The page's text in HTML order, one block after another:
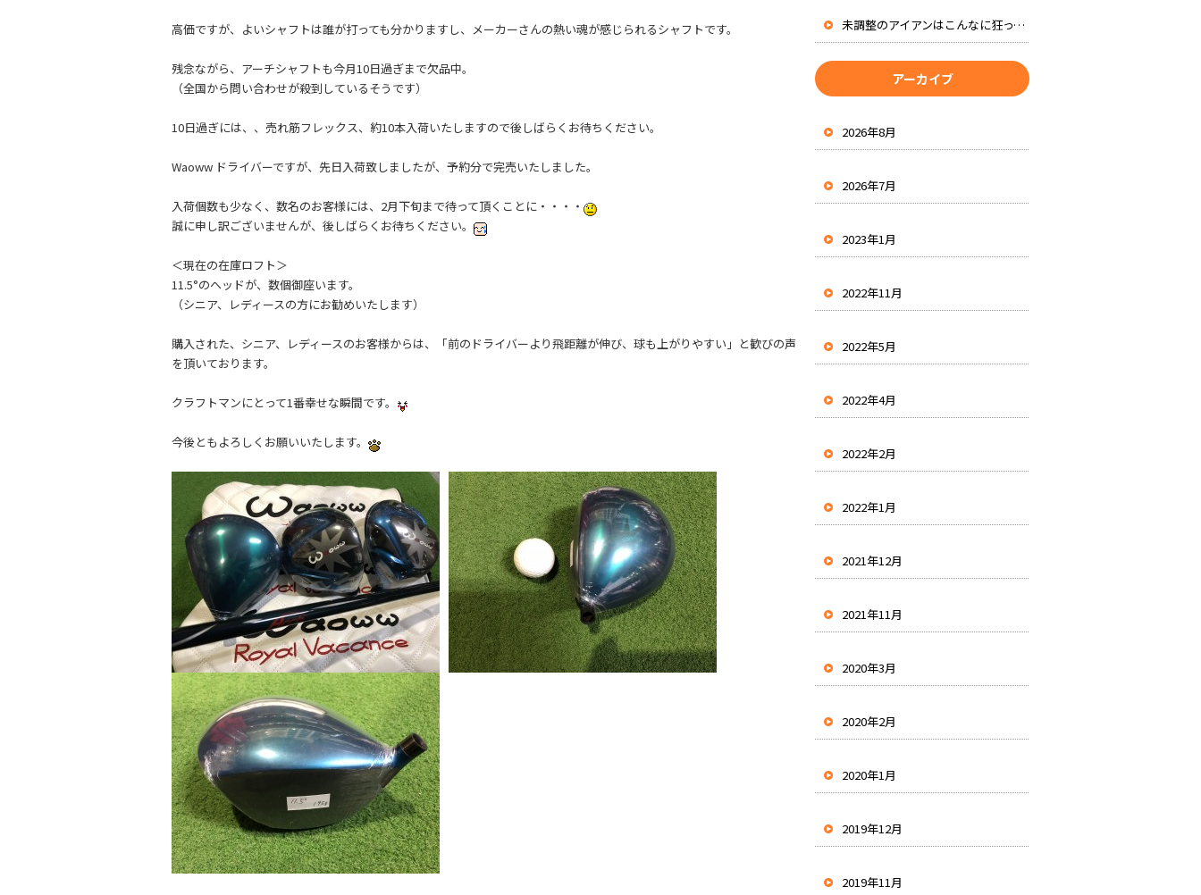
高価ですが、よいシャフトは誰が打っても分かりますし、メーカーさんの熱い魂が感じられるシャフトです。
残念ながら、アーチシャフトも今月10日過ぎまで欠品中。
（全国から問い合わせが殺到しているそうです）
10日過ぎには、、売れ筋フレックス、約10本入荷いたしますので後しばらくお待ちください。
Waoww ドライバーですが、先日入荷致しましたが、予約分で完売いたしました。
入荷個数も少なく、数名のお客様には、2月下旬まで待って頂くことに・・・・
誠に申し訳ございませんが、後しばらくお待ちください。
＜現在の在庫ロフト＞
11.5°のヘッドが、数個御座います。
（シニア、レディースの方にお勧めいたします）
購入された、シニア、レディースのお客様からは、「前のドライバーより飛距離が伸び、球も上がりやすい」と歓びの声
を頂いております。
クラフトマンにとって1番幸せな瞬間です。
今後ともよろしくお願いいたします。
未調整のアイアンはこんなに狂ってる
アーカイブ
2026年8月
2026年7月
2023年1月
2022年11月
2022年5月
2022年4月
2022年2月
2022年1月
2021年12月
2021年11月
2020年3月
2020年2月
2020年1月
2019年12月
2019年11月